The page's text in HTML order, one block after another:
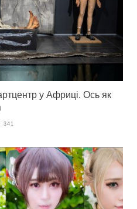
у Африці. Ось як
341